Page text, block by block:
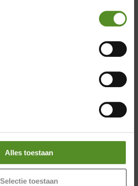
Alles toestaan
Selectie toestaan
12:00 – 17:00
12:00 – 17:00